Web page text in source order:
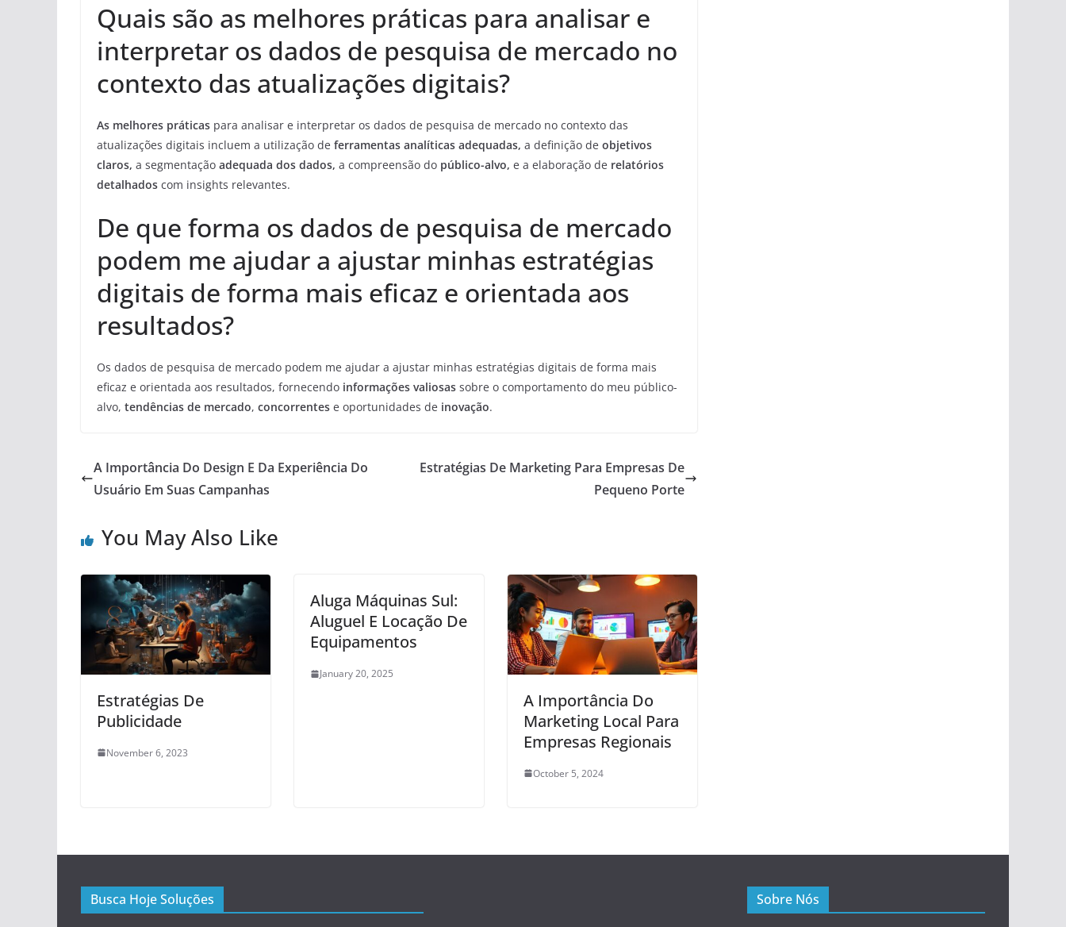
Quais são as melhores práticas para analisar e
interpretar os dados de pesquisa de mercado no
contexto das atualizações digitais?
As melhores práticas para analisar e interpretar os dados de pesquisa de mercado no contexto das
atualizações digitais incluem a utilização de ferramentas analíticas adequadas, a definição de objetivos
claros, a segmentação adequada dos dados, a compreensão do público-alvo, e a elaboração de relatórios
detalhados com insights relevantes.
De que forma os dados de pesquisa de mercado
podem me ajudar a ajustar minhas estratégias
digitais de forma mais eficaz e orientada aos
resultados?
Os dados de pesquisa de mercado podem me ajudar a ajustar minhas estratégias digitais de forma mais
eficaz e orientada aos resultados, fornecendo informações valiosas sobre o comportamento do meu público-
alvo, tendências de mercado, concorrentes e oportunidades de inovação.
A Importância Do Design E Da Experiência Do
Usuário Em Suas Campanhas
Estratégias De Marketing Para Empresas De
Pequeno Porte
You May Also Like
Estratégias De
Publicidade
November 6, 2023
Aluga Máquinas Sul:
Aluguel E Locação De
Equipamentos
January 20, 2025
A Importância Do
Marketing Local Para
Empresas Regionais
October 5, 2024
Busca Hoje Soluções Sobre Nós